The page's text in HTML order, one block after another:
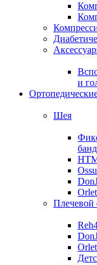
и
Шея
Плечевой